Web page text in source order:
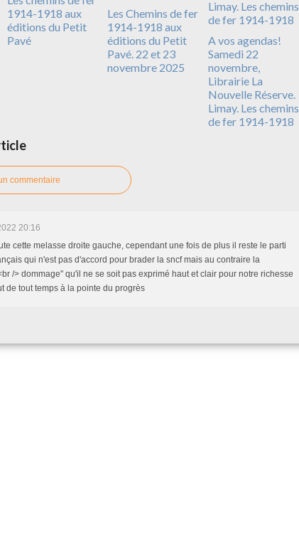
1914-1918 aux
éditions du Petit
Pavé
Les Chemins de fer
1914-1918 aux
éditions du Petit
Pavé. 22 et 23
novembre 2025
A vos agendas!
Samedi 22
novembre,
Librairie La
Nouvelle Réserve.
Limay. Les chemins
de fer 1914-1918
commentaire
20:16
cette melasse droite gauche, cependant une fois de plus il reste le parti
qui n'est pas d'accord pour brader la sncf mais au contraire la
/> dommage" qu'il ne se soit pas exprimé haut et clair pour notre richesse
de tout temps à la pointe du progrès